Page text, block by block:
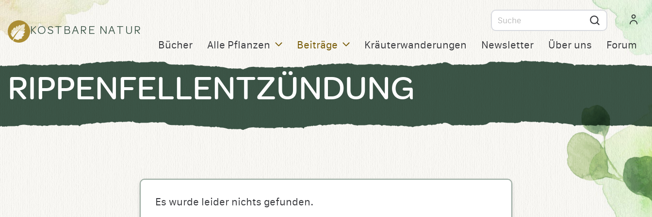
KOSTBARE NATUR
Suche
nach
Bücher Alle Pflanzen Beiträge Kräuterwanderungen Newsletter Über uns Forum
RIPPENFELLENTZÜNDUNG
Es wurde leider nichts gefunden.